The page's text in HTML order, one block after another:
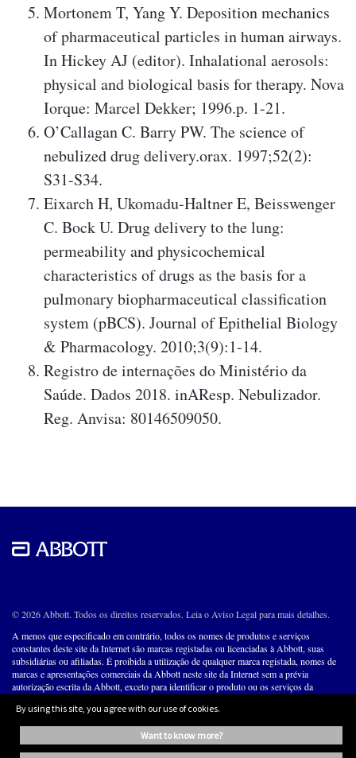
Mortonem T, Yang Y. Deposition mechanics
of pharmaceutical particles in human airways.
In Hickey AJ (editor). Inhalational aerosols:
physical and biological basis for therapy. Nova
Iorque: Marcel Dekker; 1996.p. 1-21.
O’Callagan C. Barry PW. The science of
nebulized drug delivery.orax. 1997;52(2):
S31-S34.
Eixarch H, Ukomadu-Haltner E, Beisswenger
C. Bock U. Drug delivery to the lung:
permeability and physicochemical
characteristics of drugs as the basis for a
pulmonary biopharmaceutical classification
system (pBCS). Journal of Epithelial Biology
& Pharmacology. 2010;3(9):1-14.
Registro de internações do Ministério da
Saúde. Dados 2018. inAResp. Nebulizador.
Reg. Anvisa: 80146509050.
© 2026 Abbott. Todos os direitos reservados. Leia o Aviso Legal para mais detalhes.
A menos que especificado em contrário, todos os nomes de produtos e serviços
constantes deste site da Internet são marcas registadas ou licenciadas à Abbott, suas
subsidiárias ou afiliadas. É proibida a utilização de qualquer marca registada, nomes de
marcas e apresentações comerciais da Abbott neste site da Internet sem a prévia
autorização escrita da Abbott, exceto para identificar o produto ou os serviços da
ABBOTT LABORATÓRIOS DO BRASIL LTDA
By using this site, you agree with our use of cookies.
want to know more?